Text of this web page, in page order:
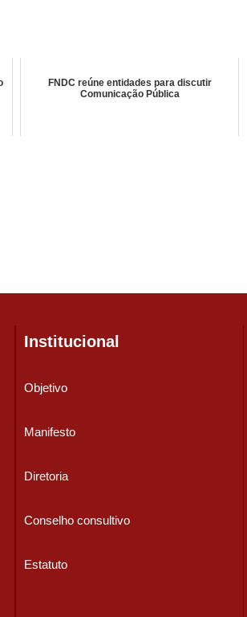
FNDC reúne entidades para discutir
Comunicação Pública
Institucional
Objetivo
Manifesto
Diretoria
Conselho consultivo
Estatuto